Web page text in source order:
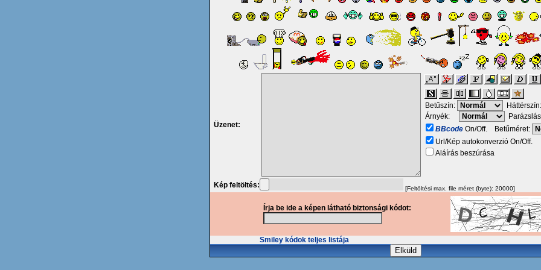
Üzenet:
Betűszín:
Árnyék:
BBcodeOn/Off. Betűméret:
Url/Kép autokonverzió On/Off.
Aláírás beszúrása
Kép feltöltés: [Feltöltési max. file méret (byte): 20000]
Írja be ide a képen látható biztonsági kódot:
Smiley kódok teljes listája